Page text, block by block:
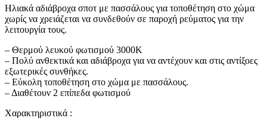
Ηλιακά αδιάβροχα σποτ με πασσάλους για τοποθέτηση στο χώμα
χωρίς να χρειάζεται να συνδεθούν σε παροχή ρεύματος για την
λειτουργία τους.
– Θερμού λευκού φωτισμού 3000Κ
– Πολύ ανθεκτικά και αδιάβροχα για να αντέχουν και στις αντίξοες
εξωτερικές συνθήκες.
– Εύκολη τοποθέτηση στο χώμα με πασσάλους.
– Διαθέτουν 2 επίπεδα φωτισμού
Χαρακτηριστικά :